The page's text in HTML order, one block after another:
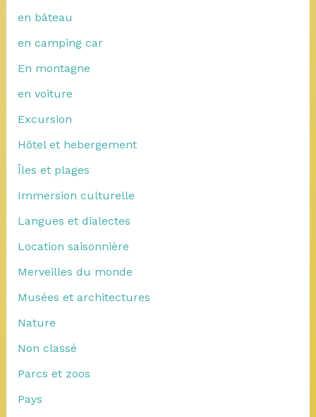
en bâteau
en camping car
En montagne
en voiture
Excursion
Hôtel et hebergement
Îles et plages
Immersion culturelle
Langues et dialectes
Location saisonnière
Merveilles du monde
Musées et architectures
Nature
Non classé
Parcs et zoos
Pays